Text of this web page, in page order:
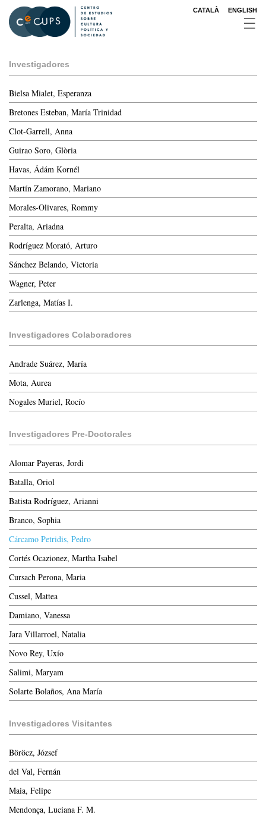
contenido
principal
CATALÀ ENGLISH
Investigadores
Bielsa Mialet, Esperanza
Bretones Esteban, María Trinidad
Clot-Garrell, Anna
Guirao Soro, Glòria
Havas, Ádám Kornél
Martín Zamorano, Mariano
Morales-Olivares, Rommy
Peralta, Ariadna
Rodríguez Morató, Arturo
Sánchez Belando, Victoria
Wagner, Peter
Zarlenga, Matías I.
Investigadores Colaboradores
Andrade Suárez, María
Mota, Aurea
Nogales Muriel, Rocío
Investigadores Pre-Doctorales
Alomar Payeras, Jordi
Batalla, Oriol
Batista Rodríguez, Arianni
Branco, Sophia
Cárcamo Petridis, Pedro
Cortés Ocazionez, Martha Isabel
Cursach Perona, Maria
Cussel, Mattea
Damiano, Vanessa
Jara Villarroel, Natalia
Novo Rey, Uxío
Salimi, Maryam
Solarte Bolaños, Ana María
Investigadores Visitantes
Böröcz, József
del Val, Fernán
Maia, Felipe
Mendonça, Luciana F. M.